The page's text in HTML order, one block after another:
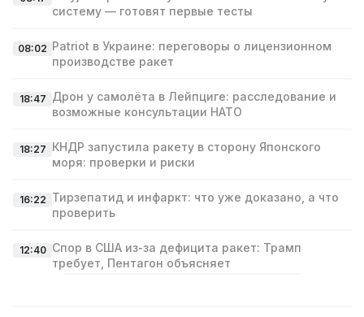
систему — готовят первые тесты
08:02 Patriot в Украине: переговоры о лицензионном
производстве ракет
18:47 Дрон у самолёта в Лейпциге: расследование и
возможные консультации НАТО
18:27 КНДР запустила ракету в сторону Японского
моря: проверки и риски
16:22 Тирзепатид и инфаркт: что уже доказано, а что
проверить
12:40 Спор в США из‑за дефицита ракет: Трамп
требует, Пентагон объясняет